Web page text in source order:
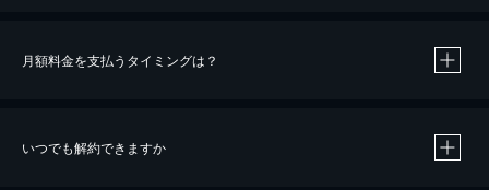
※40％ポイント還元の対象は、クレジットカード決済による作品の購入 / レンタルです。
iOSアプリのUコイン決済による作品の購入 / レンタルは、20％のポイント還元です。
月額料金を支払うタイミングは？
いつでも解約できますか